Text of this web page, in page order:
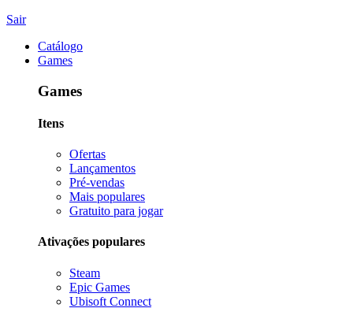
Sair
Catálogo
Games
Games
Itens
Ofertas
Lançamentos
Pré-vendas
Mais populares
Gratuito para jogar
Ativações populares
Steam
Epic Games
Ubisoft Connect